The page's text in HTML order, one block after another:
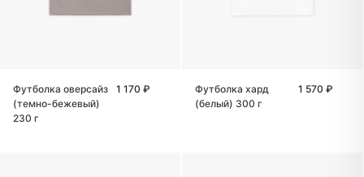
Футболка оверсайз
(темно-бежевый)
230 г
1 170 ₽
Футболка хард
(белый) 300 г
1 570 ₽